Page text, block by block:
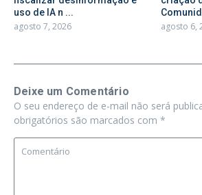
uso de IA n ...
agosto 7, 2026 agosto 6,
Deixe um Comentário
O seu endereço de e-mail não será
obrigatórios são marcados com *